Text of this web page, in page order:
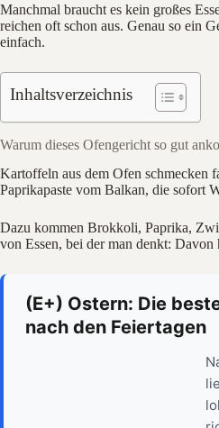
Manchmal braucht es kein großes
reichen oft schon aus. Genau so ein
einfach.
Inhaltsverzeichnis
Warum dieses Ofengericht so gut
Kartoffeln aus dem Ofen schmecken
Paprikapaste vom Balkan, die sofort
Dazu kommen Brokkoli, Paprika,
von Essen, bei der man denkt: Davon
(E+) Ostern: Die
nach den Feiertagen